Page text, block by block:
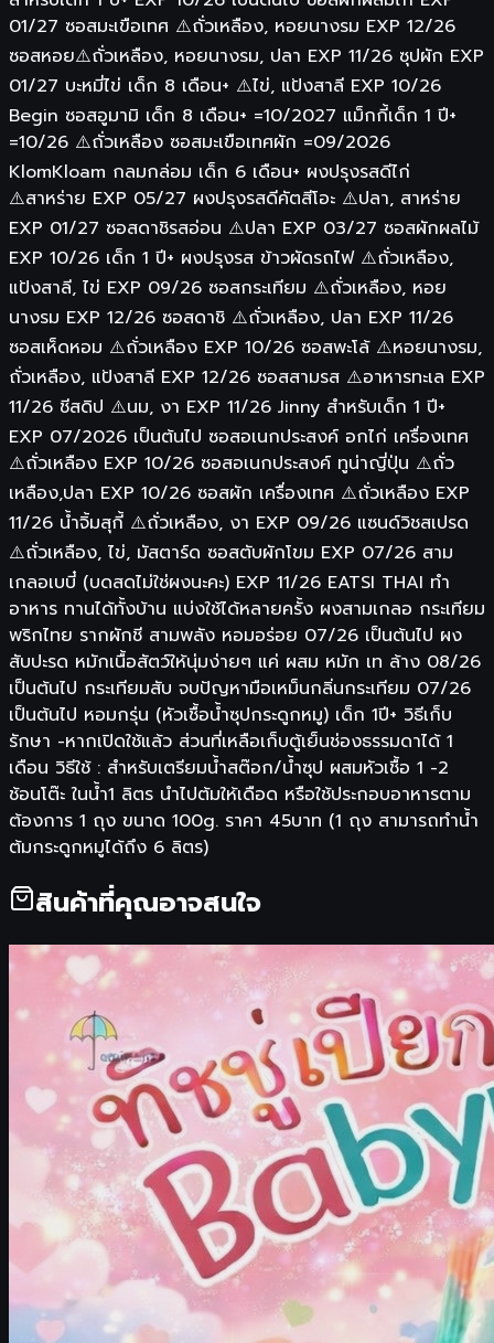
01/27 ซอสมะเขือเทศ ⚠️ถั่วเหลือง, หอยนางรม EXP 12/26
ซอสหอย⚠️ถั่วเหลือง, หอยนางรม, ปลา EXP 11/26 ซุปผัก EXP
01/27 บะหมี่ไข่ เด็ก 8 เดือน+ ⚠️ไข่, แป้งสาลี EXP 10/26
Begin ซอสอูมามิ เด็ก 8 เดือน+ =10/2027 แม็กกี้เด็ก 1 ปี+
=10/26 ⚠️ถั่วเหลือง ซอสมะเขือเทศผัก =09/2026
KlomKloam กลมกล่อม เด็ก 6 เดือน+ ผงปรุงรสดีไก่
⚠️สาหร่าย EXP 05/27 ผงปรุงรสดีคัตสีโอะ ⚠️ปลา, สาหร่าย
EXP 01/27 ซอสดาชิรสอ่อน ⚠️ปลา EXP 03/27 ซอสผักผลไม้
EXP 10/26 เด็ก 1 ปี+ ผงปรุงรส ข้าวผัดรถไฟ ⚠️ถั่วเหลือง,
แป้งสาลี, ไข่ EXP 09/26 ซอสกระเทียม ⚠️ถั่วเหลือง, หอย
นางรม EXP 12/26 ซอสดาชิ ⚠️ถั่วเหลือง, ปลา EXP 11/26
ซอสเห็ดหอม ⚠️ถ้่วเหลือง EXP 10/26 ซอสพะโล้ ⚠️หอยนางรม,
ถั่วเหลือง, แป้งสาลี EXP 12/26 ซอสสามรส ⚠️อาหารทะเล EXP
11/26 ชีสดิป ⚠️นม, งา EXP 11/26 Jinny สำหรับเด็ก 1 ปี+
EXP 07/2026 เป็นต้นไป ซอสอเนกประสงค์ อกไก่ เครื่องเทศ
⚠️ถั่วเหลือง EXP 10/26 ซอสอเนกประสงค์ ทูน่าญี่ปุ่น ⚠️ถั่ว
เหลือง,ปลา EXP 10/26 ซอสผัก เครื่องเทศ ⚠️ถั่วเหลือง EXP
11/26 น้ำจิ้มสุกี้ ⚠️ถั่วเหลือง, งา EXP 09/26 แซนด์วิชสเปรด
⚠️ถั่วเหลือง, ไข่, มัสตาร์ด ซอสตับผักโขม EXP 07/26 สาม
เกลอเบบี๋ (บดสดไม่ใช่ผงนะคะ) EXP 11/26 EATSI THAI ทำ
อาหาร ทานได้ทั้งบ้าน แบ่งใช้ได้หลายครั้ง ผงสามเกลอ กระเทียม
พริกไทย รากผักชี สามพลัง หอมอร่อย 07/26 เป็นต้นไป ผง
สับปะรด หมักเนื้อสัตว์ให้นุ่มง่ายๆ แค่ ผสม หมัก เท ล้าง 08/26
เป็นต้นไป กระเทียมสับ จบปัญหามือเหม็นกลิ่นกระเทียม 07/26
เป็นต้นไป หอมกรุ่น (หัวเชื้อน้ำซุปกระดูกหมู) เด็ก 1ปี+ วิธีเก็บ
รักษา -หากเปิดใช้แล้ว ส่วนที่เหลือเก็บตู้เย็นช่องธรรมดาได้ 1
เดือน วิธีใช้ : สำหรับเตรียมน้ำสต๊อก/น้ำซุป ผสมหัวเชื้อ 1 -2
ช้อนโต๊ะ ในน้ำ1 ลิตร นำไปต้มให้เดือด หรือใช้ประกอบอาหารตาม
ต้องการ 1 ถุง ขนาด 100g. ราคา 45บาท (1 ถุง สามารถทำน้ำ
ต้มกระดูกหมูได้ถึง 6 ลิตร)
สินค้าที่คุณอาจสนใจ